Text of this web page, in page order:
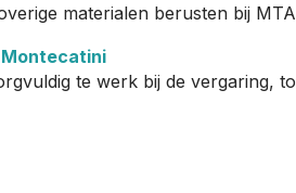
materialen berusten bij
te werk bij de vergaring,